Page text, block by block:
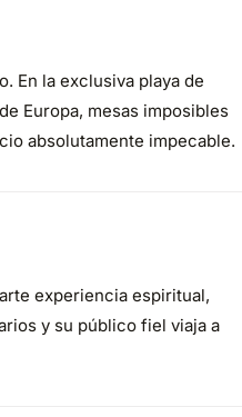
En la exclusiva playa de
Europa, mesas imposibles
absolutamente impecable.
experiencia espiritual,
y su público fiel viaja a